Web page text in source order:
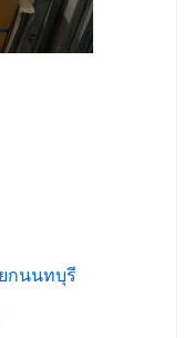
กนนทบุรี